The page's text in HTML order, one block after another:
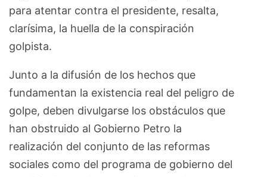
para atentar contra el presidente, resalta,
clarísima, la huella de la conspiración
golpista.
Junto a la difusión de los hechos que
fundamentan la existencia real del peligro de
golpe, deben divulgarse los obstáculos que
han obstruido al Gobierno Petro la
realización del conjunto de las reformas
sociales como del programa de gobierno del